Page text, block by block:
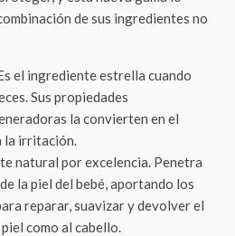
de sus ingredientes no
el ingrediente estrella cuando
Sus propiedades
la convierten en el
la irritación.
natural por excelencia. Penetra
la piel del bebé, aportando los
reparar, suavizar y devolver el
como al cabello.